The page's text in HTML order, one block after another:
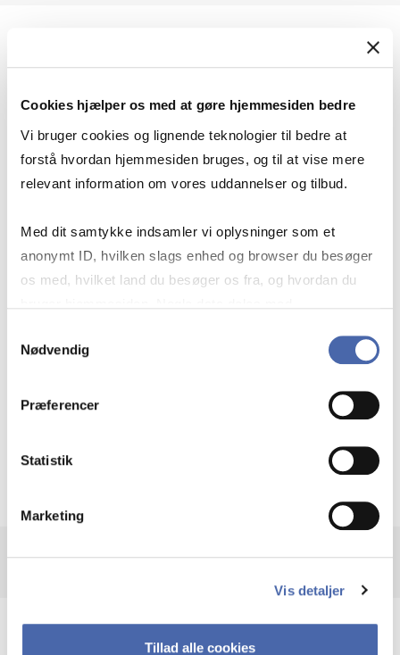
Cookies hjælper os med at gøre hjemmesiden bedre
Vi bruger cookies og lignende teknologier til bedre at
forstå hvordan hjemmesiden bruges, og til at vise mere
relevant information om vores uddannelser og tilbud.
Med dit samtykke indsamler vi oplysninger som et
anonymt ID, hvilken slags enhed og browser du besøger
os med, hvilket land du besøger os fra, og hvordan du
markedsføring. Du bestemmer selv - og kan altid trække
Nødvendig
Præferencer
Statistik
Marketing
Vis detaljer
Tillad alle cookies
Geopolitik og businesssikkerhed
navigerer man som virksomhed?
Krigen i Ukraine